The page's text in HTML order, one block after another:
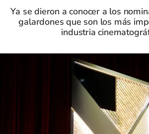
Ya se dieron a conocer a los
galardones que son los más
industria